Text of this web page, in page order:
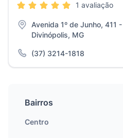
1 avaliação
Avenida 1º de Junho, 411
Divinópolis, MG
(37) 3214-1818
Bairros
Centro